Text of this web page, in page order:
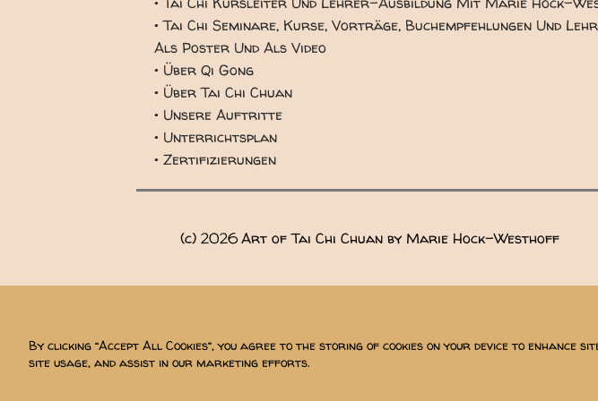
• Tai Chi Seminare, Kurse, Vorträge, Buchempfehlungen Und
Als Poster Und Als Video
• Über Qi Gong
• Über Tai Chi Chuan
• Unsere Auftritte
• Unterrichtsplan
• Zertifizierungen
(c) 2026Art of Tai Chi Chuan by Marie Hock-Westhoff
TEL: 0151 200 344 27 EMAIL
By clicking “Accept All Cookies”, you agree to the storing of cookies on your device to enhance
site usage, and assist in our marketing efforts.